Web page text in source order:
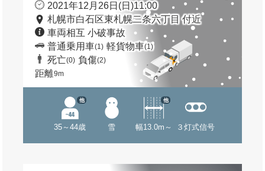
2021年12月26日(日)11:00
札幌市白石区東札幌二条六丁目 付近
車両相互 小破事故
普通乗用車(1) 軽貨物車(1)
死亡(0) 負傷(2)
距離9m
35～44歳
他
雪 幅13.0m～
他
３灯式信号